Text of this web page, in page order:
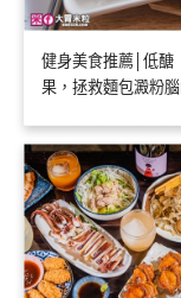
健身美食推薦│低醣
果，拯救麵包澱粉